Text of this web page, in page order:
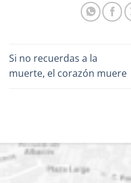
Si no recuerdas a la
muerte, el corazón muere